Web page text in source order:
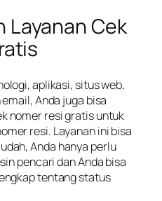
Layanan Cek
aplikasi, situs web,
Anda juga bisa
nomer resi gratis untuk
resi. Layanan ini bisa
Anda hanya perlu
pencari dan Anda bisa
tentang status